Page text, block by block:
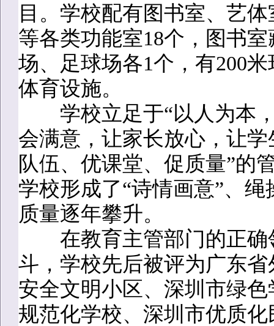
目。学校配有图书室、艺
等各类功能室18个，图书
场、足球场各1个，有200
体育设施。
学校立足于“以人为本，
会满意，让家长放心，让
队伍、优课堂、促质量”的
学校形成了“诗情画意”、
质量逐年攀升。
在教育主管部门的正确
斗，学校先后被评为广东
安全文明小区、深圳市绿
规范化学校、深圳市优质